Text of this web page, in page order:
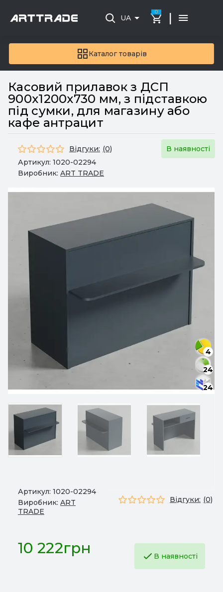
Каталог товарів
UA
0 |
Касовий прилавок з ДСП
900х1200х730 мм, з підставкою
під сумки, для магазину або
кафе антрацит
Відгуки: (0)
В наявності
Артикул: 1020-02294
Виробник: ART TRADE
4
24
24
Артикул: 1020-02294
Виробник: ART
TRADE
Відгуки: (0)
10 222грн В наявності